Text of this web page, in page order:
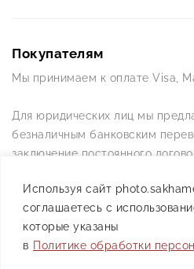
Используя сайт
соглашаетесь с
которые указаны
в Политике обработки
Покупателям
Мы принимаем к оплате Visa,
Для юридических лиц мы
безналичным банковским
заключение постоянного
Позвоните нам по телефону
ответим на все ваши вопросы